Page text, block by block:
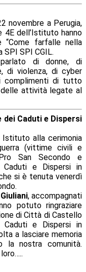
novembre a Perugia,
4E dell’Istituto hanno
“Come farfalle nella
SPI SPI CGIL.
di donne, di
di violenza, di cyber
complimenti di tutto
attività legate al
dei Caduti e Dispersi
Istituto alla cerimonia
(vittime civili e
San Secondo e
Caduti e Dispersi in
si è tenuta venerdì
, accompagnati
potuto ringraziare
di Città di Castello
Caduti e Dispersi in
a lasciare memoria
nostra comunità.